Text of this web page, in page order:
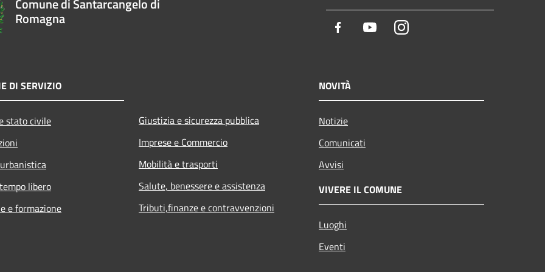
Comune di Santarcangelo di
Romagna Facebook YoutubeInstagram
DI SERVIZIO
stato civile
libero
e formazione
Giustizia e sicurezza pubblica
Imprese e Commercio
Mobilità e trasporti
Salute, benessere e assistenza
Tributi,finanze e contravvenzioni
NOVITÀ
Notizie
Comunicati
Avvisi
VIVERE IL COMUNE
Luoghi
Eventi